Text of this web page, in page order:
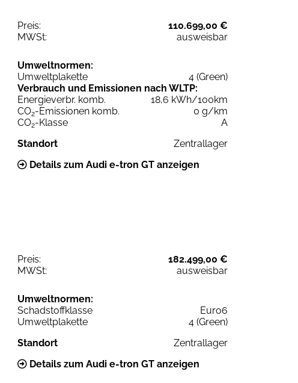
Preis:
110.699,00 €
MWSt:
ausweisbar
Umweltnormen:
Umweltplakette
4 (Green)
Verbrauch und Emissionen nach WLTP:
Energieverbr. komb.
18,6 kWh/100km
CO2-Emissionen komb.
0 g/km
CO2-Klasse
A
Standort
Zentrallager
Details zum Audi e-tron GT anzeigen
Preis:
182.499,00 €
MWSt:
ausweisbar
Umweltnormen:
Schadstoffklasse
Euro6
Umweltplakette
4 (Green)
Standort
Zentrallager
Details zum Audi e-tron GT anzeigen